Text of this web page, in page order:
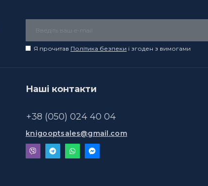
Я прочитав Політика безпеки і згоден з вимогами
Наші контакти
+38 (050) 024 40 04
knigooptsales@gmail.com